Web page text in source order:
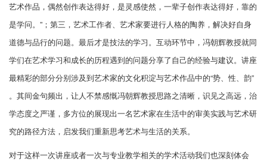
艺术作品，偶然创作表达得好，是灵感使然，一辈子创作表达得好，靠的
是学问。”；第三，艺术工作者、艺术家要进行人格的陶养，解决好自身
道德与品行的问题。最后才是技法的学习。互动环节中，冯朝辉教授就同
学们在艺术学习和成长的历程遇到的问题分享了自己的经验与建议。讲座
最精彩的部分分别涉及到艺术家的文化积淀与艺术作品中的“势、性、韵”
。其间金句频出，让人不禁感慨冯朝辉教授思路之清晰，识见之高远，治
学态度之严谨，多方位的展现出一名艺术家在生活中的审美实践与艺术研
究的路径方法，启发我们重新思考艺术与生活的关系。
对于这样一次讲座或者一次与专业教学相关的学术活动我们也深刻体会